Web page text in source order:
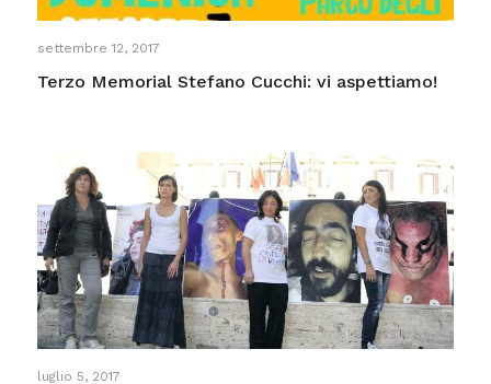
settembre 12, 2017
Terzo Memorial Stefano Cucchi: vi aspettiamo!
luglio 5, 2017